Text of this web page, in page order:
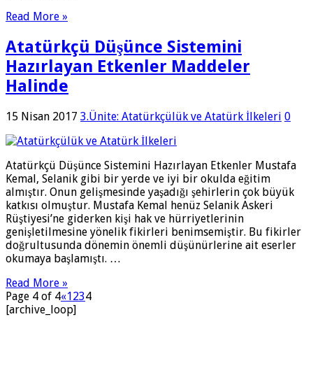
Read More »
Atatürkçü Düşünce Sistemini
Hazırlayan Etkenler Maddeler
Halinde
15 Nisan 2017 3.Ünite: Atatürkçülük ve Atatürk İlkeleri 0
Atatürkçü Düşünce Sistemini Hazırlayan Etkenler Mustafa
Kemal, Selanik gibi bir yerde ve iyi bir okulda eğitim
almıştır. Onun gelişmesinde yaşadığı şehirlerin çok büyük
katkısı olmuştur. Mustafa Kemal henüz Selanik Askeri
Rüştiyesi’ne giderken kişi hak ve hürriyetlerinin
genişletilmesine yönelik fikirleri benimsemiştir. Bu fikirler
doğrultusunda dönemin önemli düşünürlerine ait eserler
okumaya başlamıştı. …
Read More »
Page 4 of 4«1234
[archive_loop]